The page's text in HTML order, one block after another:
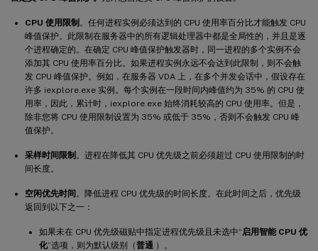
CPU 使用限制 。任何进程实例必须达到的 CPU 使用率百分比才能触发 CPU
峰值保护。此限制在服务器中的所有逻辑处理器中都是全局性的，并且是逐
个进程确定的。在确定 CPU 峰值保护触发器时，同一进程的多个实例不会
添加其 CPU 使用率百分比。如果进程实例永远不会达到此限制，则不会触
发 CPU 峰值保护。例如，在服务器 VDA 上，在多个并发会话中，假设存在
许多 iexplore.exe 实例。每个实例在一段时间内峰值约为 35% 的 CPU 使
用率，因此，累计时，iexplore.exe 始终消耗较高的 CPU 使用率。但是，
除非您将 CPU 使用限制设置为 35% 或低于 35%，否则不会触发 CPU 峰
值保护。
采样时间限制 。进程在降低其 CPU 优先级之前必须超过 CPU 使用限制的时
间长度。
空闲优先时间。降低进程 CPU 优先级的时间长度。在此时间之后，优先级
返回到以下之一：
如果未在 CPU 优先级磁贴中指定进程优先级且未选中“ 启用智能 CPU 优
化”选项，则为默认级别（普通 ）。